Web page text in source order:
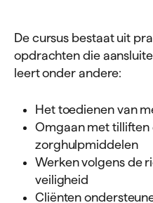
De cursus bestaat uit
opdrachten die
leert onder andere:
Het toedienen van
Omgaan met tilliften
zorghulpmiddelen
Werken volgens de
veiligheid
Cliënten